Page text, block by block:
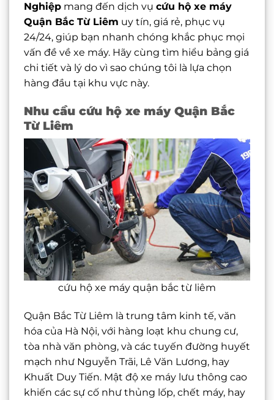
Nghiệp mang đến dịch vụ cứu hộ xe máy
Quận Bắc Từ Liêm uy tín, giá rẻ, phục vụ
24/24, giúp bạn nhanh chóng khắc phục mọi
vấn đề về xe máy. Hãy cùng tìm hiểu bảng giá
chi tiết và lý do vì sao chúng tôi là lựa chọn
hàng đầu tại khu vực này.
Nhu cầu cứu hộ xe máy Quận Bắc
Từ Liêm
cứu hộ xe máy quận bắc từ liêm
Quận Bắc Từ Liêm là trung tâm kinh tế, văn
hóa của Hà Nội, với hàng loạt khu chung cư,
tòa nhà văn phòng, và các tuyến đường huyết
mạch như Nguyễn Trãi, Lê Văn Lương, hay
Khuất Duy Tiến. Mật độ xe máy lưu thông cao
khiến các sự cố như thủng lốp, chết máy, hay